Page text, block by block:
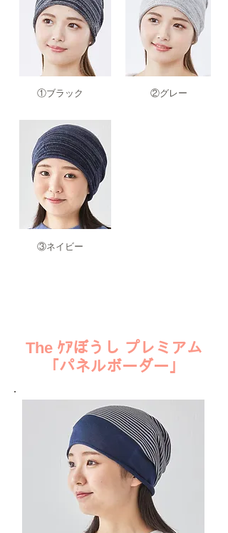
​①ブラック ​②グレー
​③ネイビー
​The ｹｱぼうし プレミアム
「パネルボーダー」